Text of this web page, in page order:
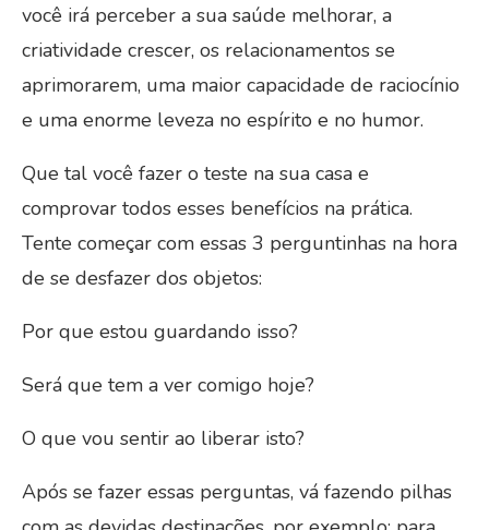
você irá perceber a sua saúde melhorar, a
criatividade crescer, os relacionamentos se
aprimorarem, uma maior capacidade de raciocínio
e uma enorme leveza no espírito e no humor.
Que tal você fazer o teste na sua casa e
comprovar todos esses benefícios na prática.
Tente começar com essas 3 perguntinhas na hora
de se desfazer dos objetos:
Por que estou guardando isso?
Será que tem a ver comigo hoje?
O que vou sentir ao liberar isto?
Após se fazer essas perguntas, vá fazendo pilhas